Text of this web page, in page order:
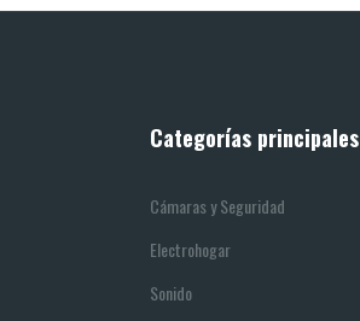
Categorías principales
Cámaras y Seguridad
Electrohogar
Sonido